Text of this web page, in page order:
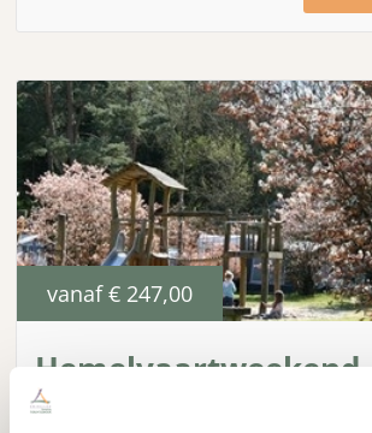
vanaf € 247,00
Hemelvaartweekend
5 mei